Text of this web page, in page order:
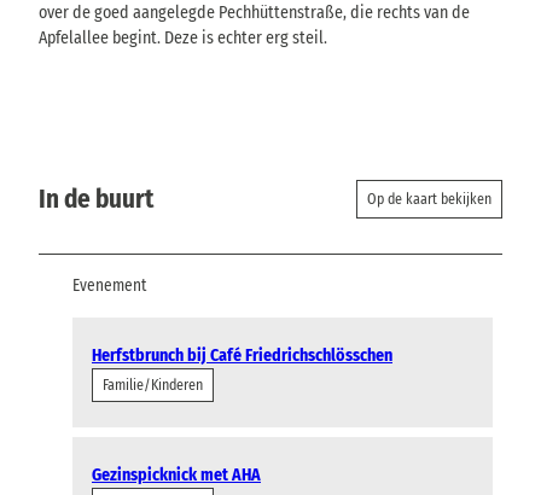
over de goed aangelegde Pechhüttenstraße, die rechts van de
Apfelallee begint. Deze is echter erg steil.
In de buurt Op de kaart bekijken
Evenement
Herfstbrunch bij Café Friedrichschlösschen
Familie/Kinderen
Gezinspicknick met AHA